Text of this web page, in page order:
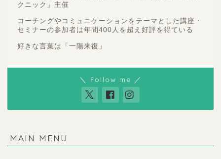
クニック」主催
コーチングやコミュニケーションをテーマとした講座・
セミナーの参加者は年間400人を超え好評を得ている
好きな言葉は「一陽来復」
＼ Follow me ／
MAIN MENU